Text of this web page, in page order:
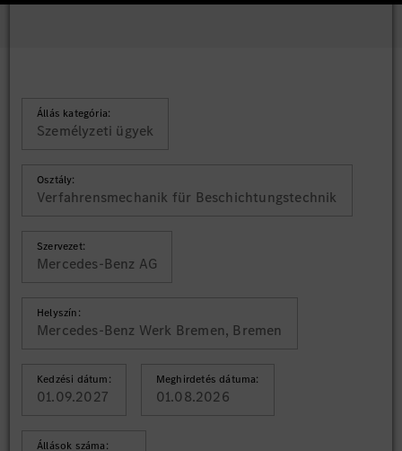
Állás kategória:
Személyzeti ügyek
Osztály:
Verfahrensmechanik für Beschichtungstechnik
Szervezet:
Mercedes-Benz AG
Helyszín:
Mercedes-Benz Werk Bremen, Bremen
Kedzési dátum:
01.09.2027
Meghirdetés dátuma:
01.08.2026
Állások száma: